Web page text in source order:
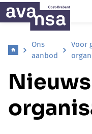
Ons
aanbod
Voor